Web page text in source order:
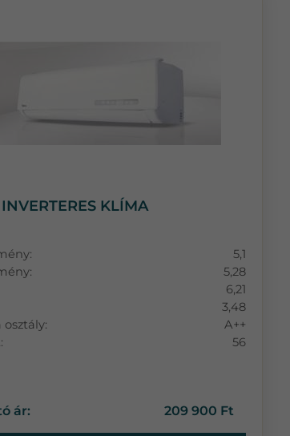
KLÍMA
5,1
5,28
6,21
3,48
osztály:
A++
56
ár: 209 900 Ft